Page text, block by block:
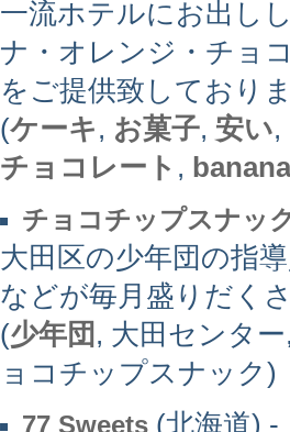
一流ホテルにお出し
ナ・オレンジ・チョ
をご提供致しており
(ケーキ, お菓子, 安い,
チョコレート , banana
チョコチップスナッ
大田区の少年団の指
などが毎月盛りだく
(少年団 , 大田センタ
ョコチップスナック)
77 Sweets (北海道) -